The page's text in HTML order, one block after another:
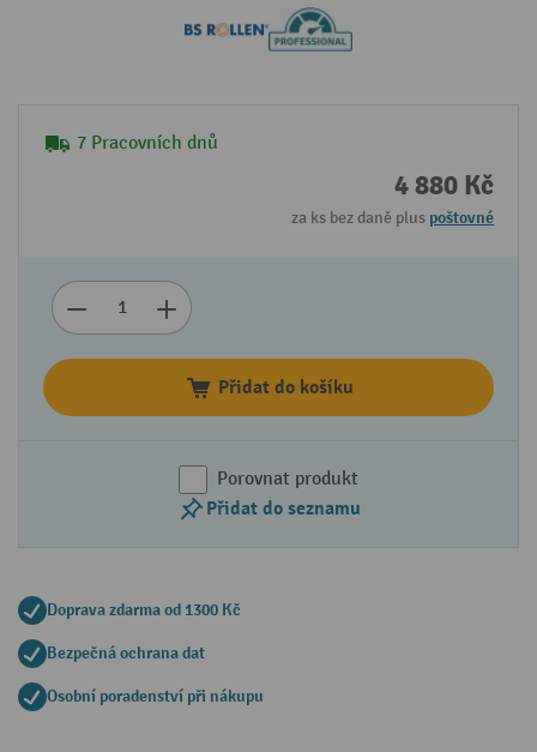
7 Pracovních dnů
4 880 Kč
za ks bez daně plus poštovné
Přidat do košíku
Porovnat produkt
Přidat do seznamu
Doprava zdarma od 1300 Kč
Bezpečná ochrana dat
Osobní poradenství při nákupu